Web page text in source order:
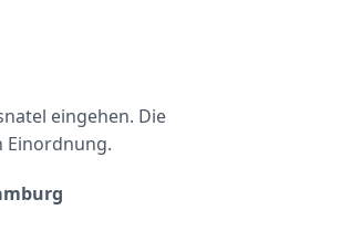
eingehen. Die
Einordnung.